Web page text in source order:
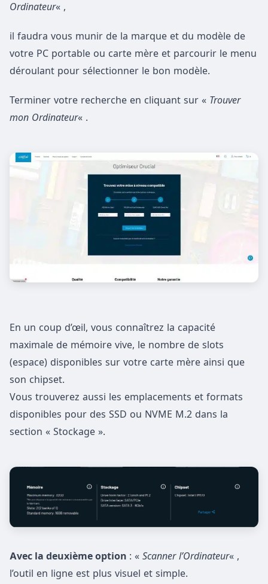
Ordinateur« ,
il faudra vous munir de la marque et du modèle de
votre PC portable ou carte mère et parcourir le menu
déroulant pour sélectionner le bon modèle.
Terminer votre recherche en cliquant sur « Trouver
mon Ordinateur« .
En un coup d’œil, vous connaîtrez la capacité
maximale de mémoire vive, le nombre de slots
(espace) disponibles sur votre carte mère ainsi que
son chipset.
Vous trouverez aussi les emplacements et formats
disponibles pour des SSD ou NVME M.2 dans la
section « Stockage ».
Avec la deuxième option : « Scanner l’Ordinateur« ,
l’outil en ligne est plus visuel et simple.